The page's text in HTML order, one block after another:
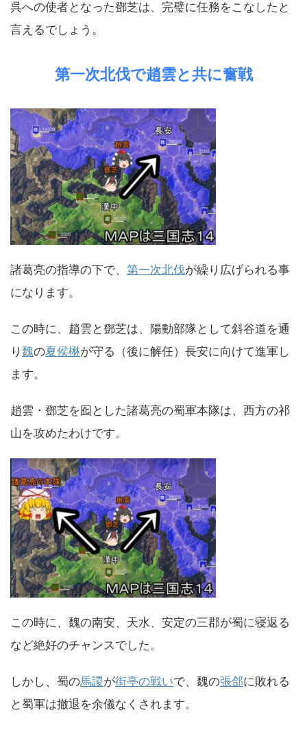
呉への使者となった鄧芝は、完璧に任務をこなしたと
言えるでしょう。
第一次北伐で趙雲と共に奮戦
諸葛亮の指導の下で、 第一次北伐が繰り広げられる事
になります。
この時に、趙雲と鄧芝は、陽動部隊として斜谷道を通
り 魏の夏侯楙が守る（後に解任）長安に向けて進軍し
ます。
趙雲・鄧芝を囮とした諸葛亮の蜀軍本隊は、西方の祁
山を攻めたわけです。
この時に、魏の南安、天水、安定の三郡が蜀に寝返る
など絶好のチャンスでした。
しかし、蜀の馬謖が街亭の戦いで、魏の張郃に敗れる
と蜀軍は撤退を余儀なくされます。